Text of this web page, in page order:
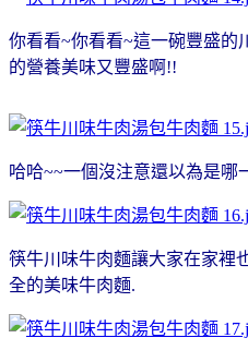
你看看~你看看~這一碗豐盛的
的營養美味又豐盛啊!!
哈哈~~一個沒注意還以為是哪
筷牛川味牛肉麵讓大家在家裡
全的美味牛肉麵.